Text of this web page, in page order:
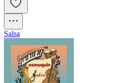
Salsa